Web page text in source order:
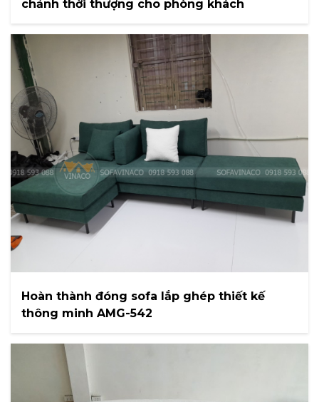
chảnh thời thượng cho phòng khách
Hoàn thành đóng sofa lắp ghép thiết kế
thông minh AMG-542